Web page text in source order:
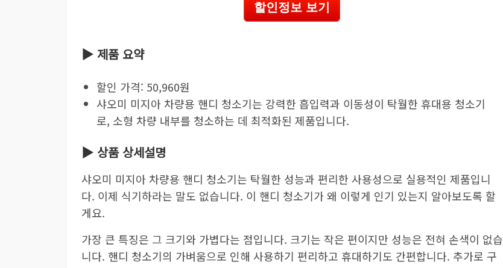
할인정보 보기
▶ 제품 요약
할인 가격: 50,960원
샤오미 미지아 차량용 핸디 청소기는 강력한 흡입력과 이동성이 탁월한 휴대용 청소기
로, 소형 차량 내부를 청소하는 데 최적화된 제품입니다.
▶ 상품 상세설명
샤오미 미지아 차량용 핸디 청소기는 탁월한 성능과 편리한 사용성으로 실용적인 제품입니
다. 이제 식기하라는 말도 없습니다. 이 핸디 청소기가 왜 이렇게 인기 있는지 알아보도록 할
게요.
가장 큰 특징은 그 크기와 가볍다는 점입니다. 크기는 작은 편이지만 성능은 전혀 손색이 없습
니다. 핸디 청소기의 가벼움으로 인해 사용하기 편리하고 휴대하기도 간편합니다. 추가로 구